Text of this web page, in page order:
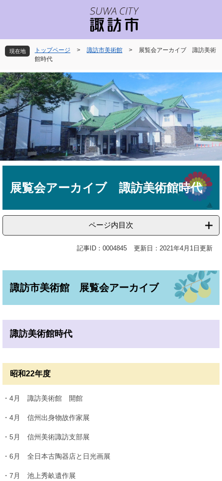
先
頭
す
。
を
飛
し
て
本
文
へ
現在地 トップページ > 諏訪市美術館 >
展覧会アーカイブ 諏訪美術
館時代
展覧会アーカイブ 諏訪美術館時代
ページ内目次
記事ID：0004845 更新日：2021年4月1日更新
諏訪市美術館 展覧会アーカイブ
諏訪美術館時代
昭和22年度
・4月 諏訪美術館 開館
・4月 信州出身物故作家展
・5月 信州美術諏訪支部展
・6月 全日本古陶器店と日光画展
・7月 池上秀畝遺作展